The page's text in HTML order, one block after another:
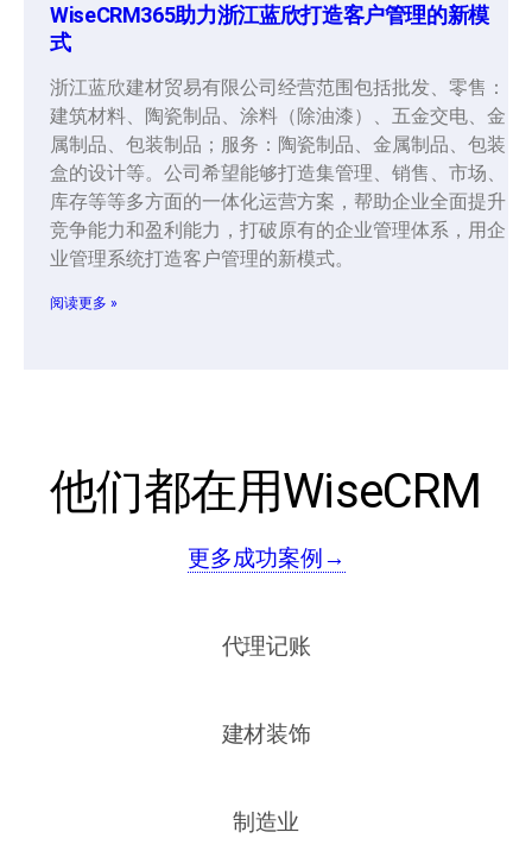
WiseCRM365助力浙江蓝欣打造客户管理的新模
式
浙江蓝欣建材贸易有限公司经营范围包括批发、零售：
建筑材料、陶瓷制品、涂料（除油漆）、五金交电、金
属制品、包装制品；服务：陶瓷制品、金属制品、包装
盒的设计等。公司希望能够打造集管理、销售、市场、
库存等等多方面的一体化运营方案，帮助企业全面提升
竞争能力和盈利能力，打破原有的企业管理体系，用企
业管理系统打造客户管理的新模式。
阅读更多 »
他们都在用WiseCRM
更多成功案例→
代理记账
建材装饰
制造业